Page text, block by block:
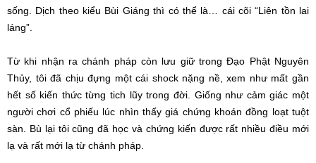
sống. Dịch theo kiểu Bùi Giáng thì có thể là… cái cõi “Liên tồn lai
láng”.
Từ khi nhận ra chánh pháp còn lưu giữ trong Đạo Phật Nguyên
Thủy, tôi đã chịu đựng một cái shock nặng nề, xem như mất gần
hết số kiến thức từng tich lũy trong đời. Giống như cảm giác một
người chơi cổ phiếu lúc nhìn thấy giá chứng khoán đồng loạt tuột
sàn. Bù lại tôi cũng đã học và chứng kiến được rất nhiều điều mới
lạ và rất mới lạ từ chánh pháp.